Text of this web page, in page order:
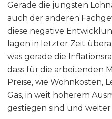
Gerade die jüngsten
auch der anderen
diese negative
lagen in letzter Zeit
was gerade die
dass für die arbeitenden
Preise, wie Wohnkosten,
Gas, in weit höherem
gestiegen sind und weiter